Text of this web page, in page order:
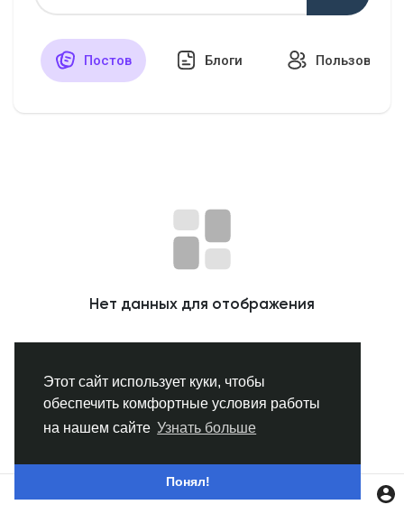
Этот сайт использует куки, чтобы
обеспечить комфортные условия работы
на нашем сайте Узнать больше
Понял!
Смотреть Базар
Популярные посты
Найти сообщения
Постов Блоги
Нет данных для отображения